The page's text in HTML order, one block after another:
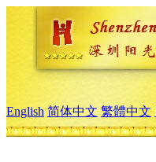
English 简体中文 繁體中文